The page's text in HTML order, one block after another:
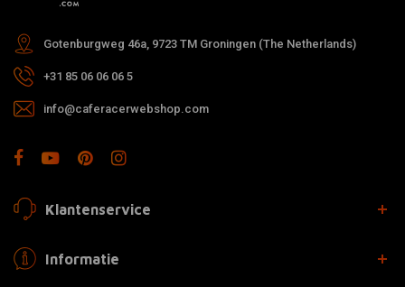
Gotenburgweg 46a, 9723 TM Groningen (The Netherlands)
+31 85 06 06 06 5
info@caferacerwebshop.com
Klantenservice
Informatie